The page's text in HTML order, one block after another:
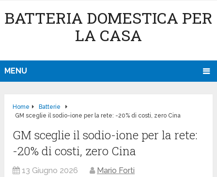
BATTERIA DOMESTICA PER
LA CASA
MENU
Home
Batterie
GM sceglie il sodio-ione per la rete: -20% di costi, zero Cina
GM sceglie il sodio-ione per la rete:
-20% di costi, zero Cina
13 Giugno 2026 Mario Forti